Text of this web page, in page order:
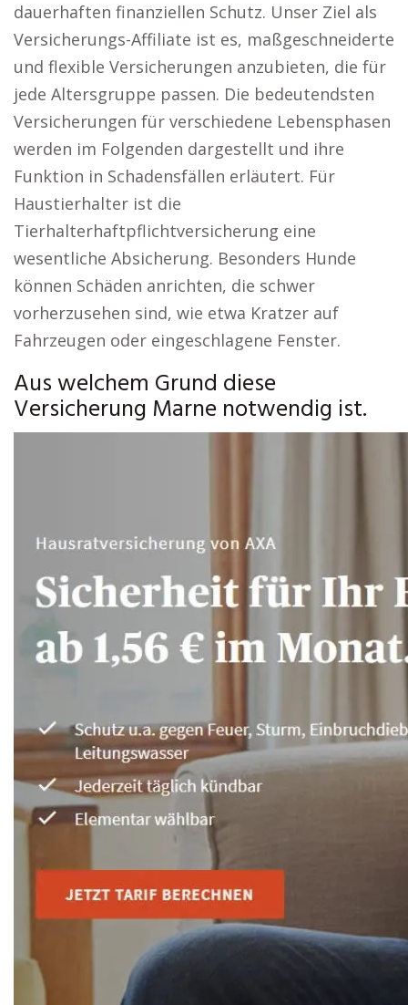
dauerhaften finanziellen Schutz. Unser Ziel als
Versicherungs-Affiliate ist es, maßgeschneiderte
und flexible Versicherungen anzubieten, die für
jede Altersgruppe passen. Die bedeutendsten
Versicherungen für verschiedene Lebensphasen
werden im Folgenden dargestellt und ihre
Funktion in Schadensfällen erläutert. Für
Haustierhalter ist die
Tierhalterhaftpflichtversicherung eine
wesentliche Absicherung. Besonders Hunde
können Schäden anrichten, die schwer
vorherzusehen sind, wie etwa Kratzer auf
Fahrzeugen oder eingeschlagene Fenster.
Aus welchem Grund diese
Versicherung Marne notwendig ist.